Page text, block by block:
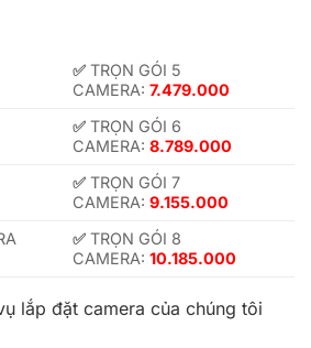
✅ TRỌN GÓI 5
CAMERA:7.479.000
✅ TRỌN GÓI 6
CAMERA:8.789.000
✅ TRỌN GÓI 7
CAMERA:9.155.000
✅ TRỌN GÓI 8
CAMERA:10.185.000
lắp đặt camera của chúng tôi